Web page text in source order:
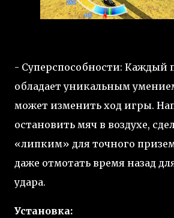
- Суперспособности: Каждый
обладает уникальным
может изменить ход игры.
остановить мяч в воздухе,
«липким» для точного
даже отмотать время назад
удара.
Установка: